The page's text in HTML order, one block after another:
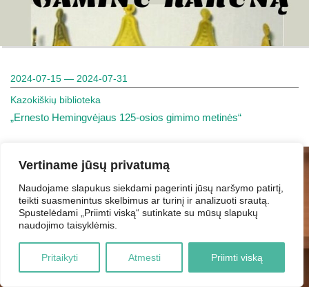
Vertiname jūsų privatumą
Naudojame slapukus siekdami pagerinti jūsų naršymo patirtį,
teikti suasmenintus skelbimus ar turinį ir analizuoti srautą.
Spustelėdami „Priimti viską“ sutinkate su mūsų slapukų
naudojimo taisyklėmis.
Pritaikyti Atmesti Priimti viską
2024-07-15 — 2024-07-31
Kazokiškių biblioteka
„Ernesto Hemingvėjaus 125-osios gimimo metinės“